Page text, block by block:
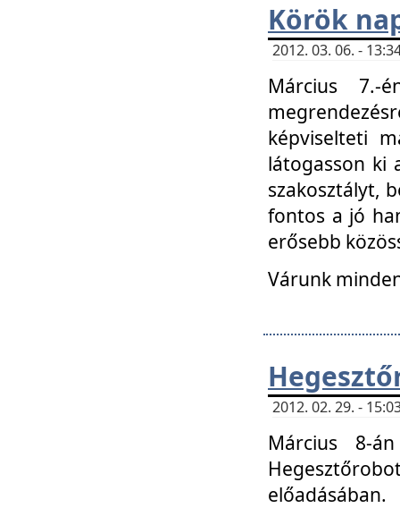
Körök
2012. 03. 06. -
Március 7.-
képviselteti
látogasson ki
szakosztályt,
fontos a jó
erősebb
Várunk
2012. 02. 29. -
Március 8-
előadásában.